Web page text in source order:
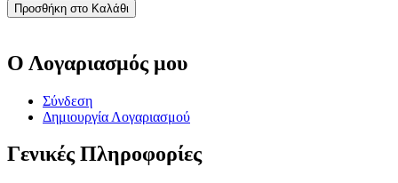
Προσθήκη στο Καλάθι
Ο Λογαριασμός μου
Σύνδεση
Δημιουργία Λογαριασμού
Γενικές Πληροφορίες